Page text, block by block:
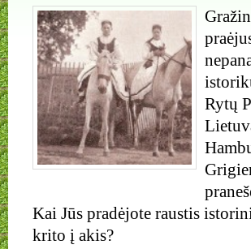
Rytų
Kai Jūs pradėjote raustis
krito į akis?